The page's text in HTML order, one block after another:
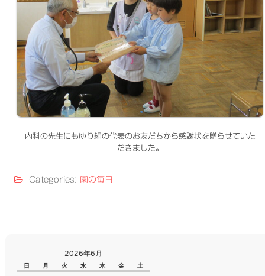
内科の先生にもゆり組の代表のお友だちから感謝状を贈らせていた
だきました。
Categories: 園の毎日
2026年6月
日 月 火 水 木 金 土